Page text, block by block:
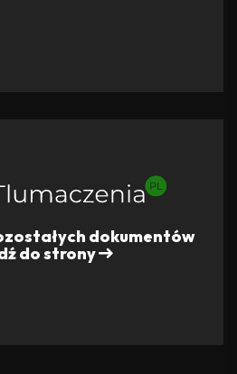
dokumentów
do strony